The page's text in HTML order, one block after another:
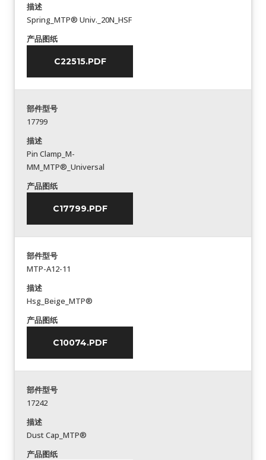
描述
Spring_MTP® Univ._20N_HSF
产品图纸
C22515.PDF
部件型号
17799
描述
Pin Clamp_M-
MM_MTP®_Universal
产品图纸
C17799.PDF
部件型号
MTP-A12-11
描述
Hsg_Beige_MTP®
产品图纸
C10074.PDF
部件型号
17242
描述
Dust Cap_MTP®
产品图纸